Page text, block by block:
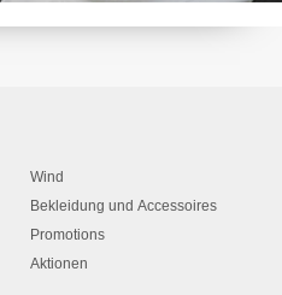
Wind
Bekleidung und Accessoires
Promotions
Aktionen